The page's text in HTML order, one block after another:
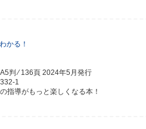
かる！
判 ⁄ 136頁 2024年5月発行
1
指導がもっと楽しくなる本！